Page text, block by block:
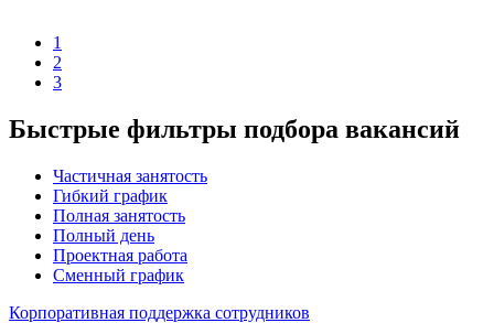
1
2
3
Быстрые фильтры подбора вакансий
Частичная занятость
Гибкий график
Полная занятость
Полный день
Проектная работа
Сменный график
Корпоративная поддержка сотрудников